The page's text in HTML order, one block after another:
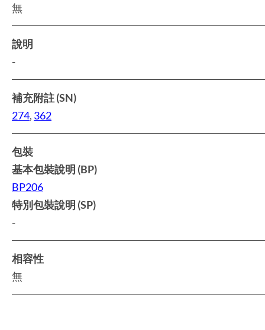
無
說明
-
補充附註 (SN)
274, 362
包裝
基本包裝說明 (BP)
BP206
特別包裝說明 (SP)
-
相容性
無